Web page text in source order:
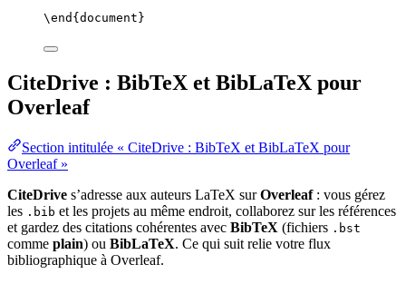
\end { document }
CiteDrive : BibTeX et BibLaTeX pour
Overleaf
Section intitulée « CiteDrive : BibTeX et BibLaTeX pour
Overleaf »
CiteDrive s’adresse aux auteurs LaTeX surOverleaf: vous gérez
les .bib et les projets au même endroit, collaborez sur les références
et gardez des citations cohérentes avec BibTeX (fichiers .bst
comme plain) ou BibLaTeX. Ce qui suit relie votre flux
bibliographique à Overleaf.